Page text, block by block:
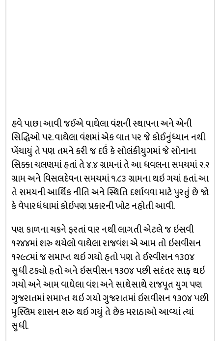
હવે પાછા આવી જઈએ વાઘેલા વંશની સ્થાપના અને એની
સિદ્ધિઓ પર. વાઘેલા વંશમાં એક વાત પર જે કોઈનુંધ્યાન નથી
ખેંચાયું તે પણ તમને કરી જ દઉં કે સોલંકીયુગમાં જે સોનાના
સિક્કા ચલણમાં હતાં તે ૪.૪ ગ્રામનાં તે આ ધવલના સમયમાં ૨.૨
ગ્રામ અને વિસલદેવના સમયમાં ૧.૮૩ ગ્રામના થઇ ગયાં હતાં. આ
તે સમયની આર્થિક નીતિ અને સ્થિતિ દર્શાવવા માટે પુરતું છે જો
કે વેપારધંધામાં કોઇપણ પ્રકારની ખોટ નહોતી આવી.
પણ કાળના ચક્રને ફરતાં વાર નથી લાગતી એટલે જ ઇસવી
૧૨૪૪માં શરુ થયેલો વાઘેલા રાજવંશ એ આમ તો ઇસવીસન
૧૨૯૮માં જ સમાપ્ત થઇ ગયો હતો પણ તે ઈસ્વીસન ૧૩૦૪
સુધી ટક્યો હતો અને ઇસવીસન ૧૩૦૪ પછી સદંતર સાફ થઇ
ગયો અને આમ વાઘેલા વંશ અને સાથેસાથે રાજપૂત યુગ પણ
ગુજરાતમાં સમાપ્ત થઇ ગયો ગુજરાતમાં ઇસવીસન ૧૩૦૪ પછી
મુસ્લિમ શાસન શરુ થઇ ગયું તે છેક મરાઠાઓ આવ્યાં ત્યાં
સુધી.